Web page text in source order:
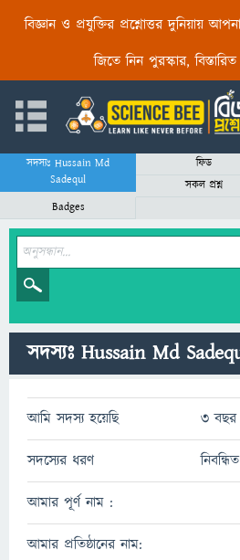
বিজ্ঞান ও প্রযুক্তির প্রশ্নোত্তর দুনিয়ায়
জিতে নিন পুরস্কার, বিস্তারিত
সদস্যঃ Hussain Md
Sadequl
ফিড
সকল প্রশ্ন
Badges
সদস্যঃ Hussain Md
আমি সদস্য হয়েছি 3 বছর
সদস্যের ধরণ
আমার পূর্ণ নাম :
আমার প্রতিষ্ঠানের নাম: